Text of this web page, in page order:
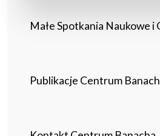
Małe Spotkania Naukowe i
Publikacje Centrum